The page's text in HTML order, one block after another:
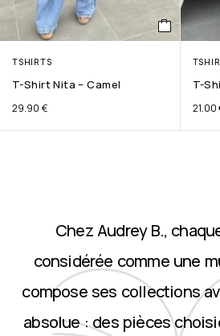
TSHIRTS
T-Shirt Nita – Camel
29.90 €
T-
21.00
Chez Audrey B.,
considérée comme une
compose ses collections
absolue : des pièces